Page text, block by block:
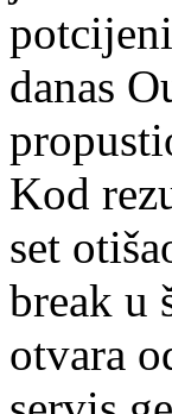
danas
Kod
set
break u
otvara